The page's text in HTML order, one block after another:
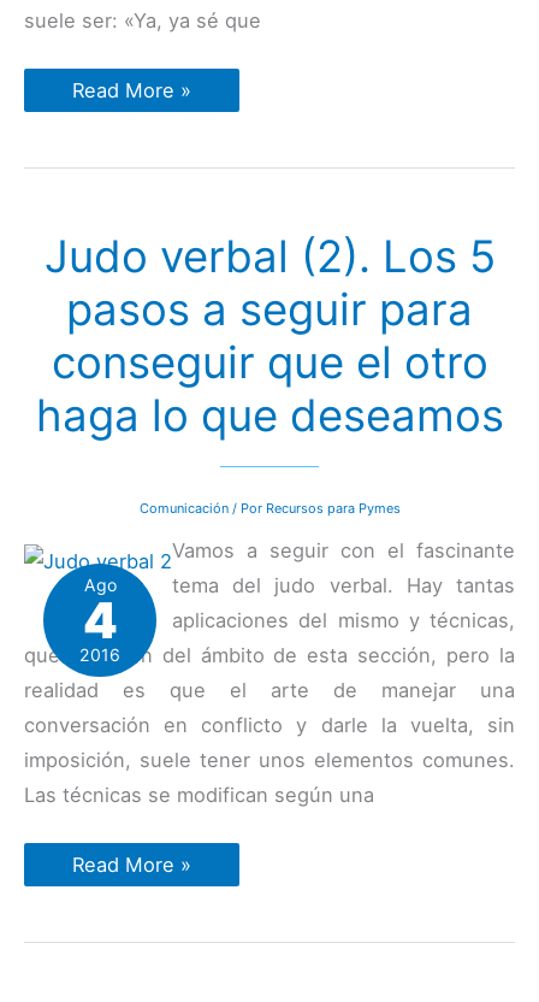
suele ser: «Ya, ya sé que
3
estrategias
promocionar
Read More »
Judo verbal (2). Los 5
pasos a seguir para
conseguir que el otro
haga lo que deseamos
Comunicación/ Por Recursos para Pymes
Ago
4
2016
Vamos a seguir con el fascinante
tema del judo verbal. Hay tantas
aplicaciones del mismo y técnicas,
que se salen del ámbito de esta sección, pero la
realidad es que el arte de manejar una
conversación en conflicto y darle la vuelta, sin
imposición, suele tener unos elementos comunes.
Las técnicas se modifican según una
Judo
verbal
5
Read More »